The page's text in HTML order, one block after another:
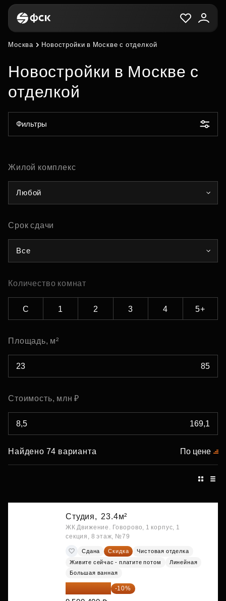
Москва Новостройки в Москве с отделкой
Новостройки в Москве с
отделкой
Фильтры
Жилой комплекс
Любой
Срок сдачи
Все
Количество комнат
С 1 2 3 4 5+
Площадь, м²
Стоимость, млн ₽
Найдено 74 варианта По цене
Студия, 23.4м²
ЖК Движение. Говорово, 1 корпус, 1
секция, 8 этаж, №79
Сдана Скидка
Чистовая отделка
Живите сейчас - платите потом
Линейная
Большая ванная
-10%